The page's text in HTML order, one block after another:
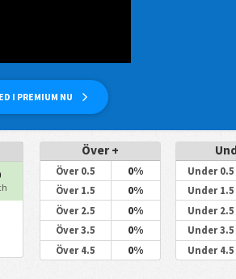
I PREMIUM NU
Över +
Över 0.5 0%
Över 1.5 0%
Över 2.5 0%
Över 3.5 0%
Över 4.5 0%
Under 0.5
Under 1.5
Under 2.5
Under 3.5
Under 4.5